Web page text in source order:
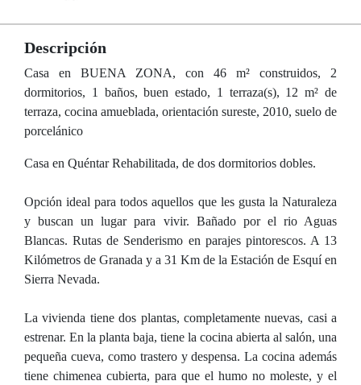
Descripción
Casa en BUENA ZONA, con 46 m² construidos, 2
dormitorios, 1 baños, buen estado, 1 terraza(s), 12 m² de
terraza, cocina amueblada, orientación sureste, 2010, suelo de
porcelánico
Casa en Quéntar Rehabilitada, de dos dormitorios dobles.
Opción ideal para todos aquellos que les gusta la Naturaleza
y buscan un lugar para vivir. Bañado por el rio Aguas
Blancas. Rutas de Senderismo en parajes pintorescos. A 13
Kilómetros de Granada y a 31 Km de la Estación de Esquí en
Sierra Nevada.
La vivienda tiene dos plantas, completamente nuevas, casi a
estrenar. En la planta baja, tiene la cocina abierta al salón, una
pequeña cueva, como trastero y despensa. La cocina además
tiene chimenea cubierta, para que el humo no moleste, y el